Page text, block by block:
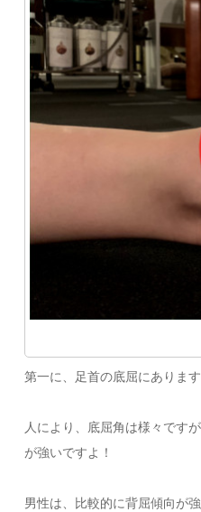
第一に、足首の底屈にあります
人により、底屈角は様々です
が強いですよ！
男性は、比較的に背屈傾向が強